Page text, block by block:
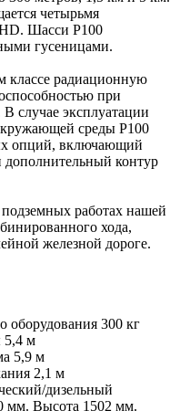
четырьмя
Шасси Р100
гусеницами.
радиационную
при
случае эксплуатации
среды Р100
опций, включающий
дополнительный контур
работах нашей
хода,
железной дороге.
оборудования 300 кг
5,4 м
5,9 м
2,1 м
дизельный
мм. Высота 1502 мм.